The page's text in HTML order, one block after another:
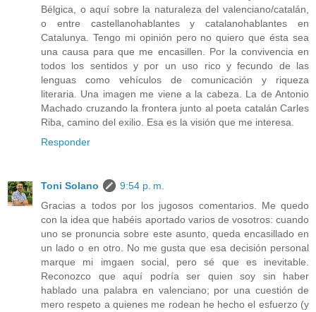
Bélgica, o aquí sobre la naturaleza del valenciano/catalán,
o entre castellanohablantes y catalanohablantes en
Catalunya. Tengo mi opinión pero no quiero que ésta sea
una causa para que me encasillen. Por la convivencia en
todos los sentidos y por un uso rico y fecundo de las
lenguas como vehículos de comunicación y riqueza
literaria. Una imagen me viene a la cabeza. La de Antonio
Machado cruzando la frontera junto al poeta catalán Carles
Riba, camino del exilio. Esa es la visión que me interesa.
Responder
Toni Solano
9:54 p. m.
Gracias a todos por los jugosos comentarios. Me quedo
con la idea que habéis aportado varios de vosotros: cuando
uno se pronuncia sobre este asunto, queda encasillado en
un lado o en otro. No me gusta que esa decisión personal
marque mi imgaen social, pero sé que es inevitable.
Reconozco que aquí podría ser quien soy sin haber
hablado una palabra en valenciano; por una cuestión de
mero respeto a quienes me rodean he hecho el esfuerzo (y